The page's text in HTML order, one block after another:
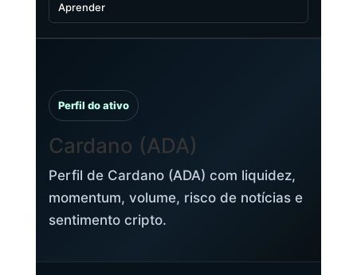
Aprender
Perfil do ativo
Cardano (ADA)
Perfil de Cardano (ADA) com liquidez,
momentum, volume, risco de notícias e
sentimento cripto.